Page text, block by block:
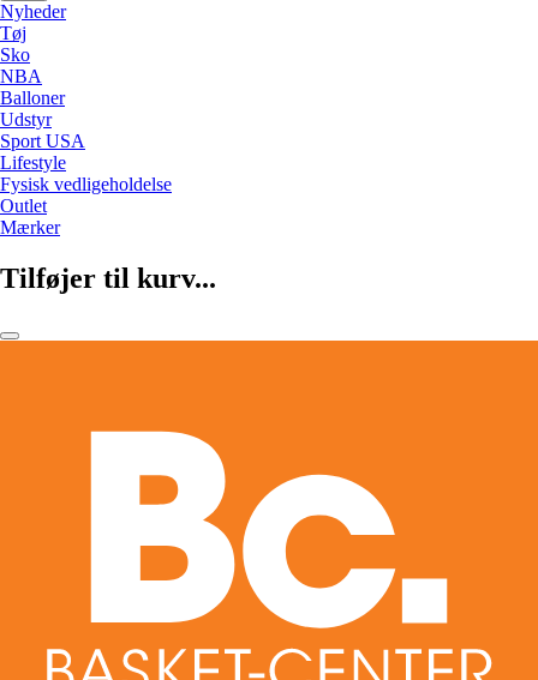
Nyheder
Tøj
Sko
NBA
Balloner
Udstyr
Sport USA
Lifestyle
Fysisk vedligeholdelse
Outlet
Mærker
Tilføjer til kurv...